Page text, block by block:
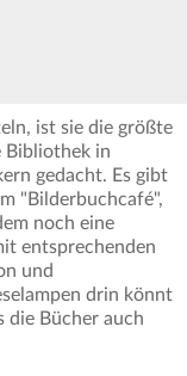
ist sie die größte
Bibliothek in
gedacht. Es gibt
"Bilderbuchcafé",
noch eine
entsprechenden
und
drin könnt
die Bücher auch